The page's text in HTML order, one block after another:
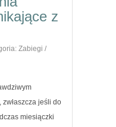
z
Zabiegi /
jeśli do
miesiączki